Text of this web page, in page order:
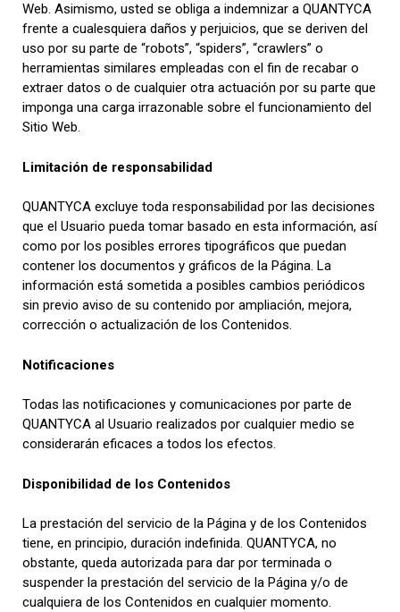
Web. Asimismo, usted se obliga a indemnizar a QUANTYCA
frente a cualesquiera daños y perjuicios, que se deriven del
uso por su parte de “robots”, “spiders”, “crawlers” o
herramientas similares empleadas con el fin de recabar o
extraer datos o de cualquier otra actuación por su parte que
imponga una carga irrazonable sobre el funcionamiento del
Sitio Web.
Limitación de responsabilidad
QUANTYCA excluye toda responsabilidad por las decisiones
que el Usuario pueda tomar basado en esta información, así
como por los posibles errores tipográficos que puedan
contener los documentos y gráficos de la Página. La
información está sometida a posibles cambios periódicos
sin previo aviso de su contenido por ampliación, mejora,
corrección o actualización de los Contenidos.
Notificaciones
Todas las notificaciones y comunicaciones por parte de
QUANTYCA al Usuario realizados por cualquier medio se
considerarán eficaces a todos los efectos.
Disponibilidad de los Contenidos
La prestación del servicio de la Página y de los Contenidos
tiene, en principio, duración indefinida. QUANTYCA, no
obstante, queda autorizada para dar por terminada o
suspender la prestación del servicio de la Página y/o de
cualquiera de los Contenidos en cualquier momento.